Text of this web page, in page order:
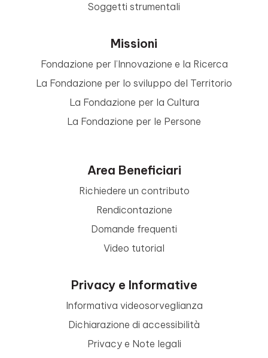
Soggetti strumentali
Missioni
Fondazione per l’Innovazione e la Ricerca
La Fondazione per lo sviluppo del Territorio
La Fondazione per la Cultura
La Fondazione per le Persone
Area Beneficiari
Richiedere un contributo
Rendicontazione
Domande frequenti
Video tutorial
Privacy e Informative
Informativa videosorveglianza
Dichiarazione di accessibilità
Privacy e Note legali